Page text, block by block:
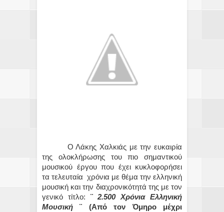
Ο Λάκης Χαλκιάς με την ευκαιρία
της ολοκλήρωσης του πιο σημαντικού
μουσικού έργου που έχει κυκλοφορήσει
τα τελευταία χρόνια με θέμα την ελληνική
μουσική και την διαχρονικότητά της με τον
γενικό τίτλο: ¨2.500 Χρόνια Ελληνική
Μουσική ¨ (Από τον Όμηρο μέχρι